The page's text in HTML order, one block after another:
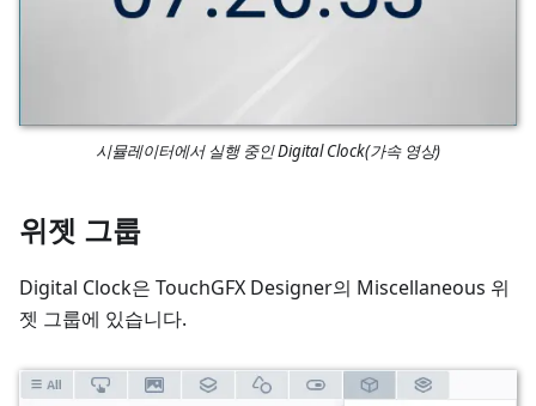
시뮬레이터에서 실행 중인 Digital Clock(가속 영상)
위젯 그룹
Digital Clock은 TouchGFX Designer의 Miscellaneous 위
젯 그룹에 있습니다.